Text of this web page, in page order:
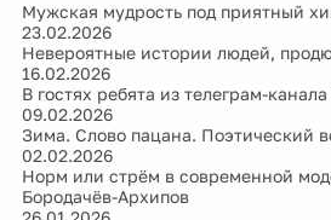
Мужская мудрость под приятный
23.02.2026
Невероятные истории людей,
16.02.2026
В гостях ребята из телеграм-
09.02.2026
Зима. Слово пацана. Поэтический
02.02.2026
Норм или стрём в современной
Бородачёв-Архипов